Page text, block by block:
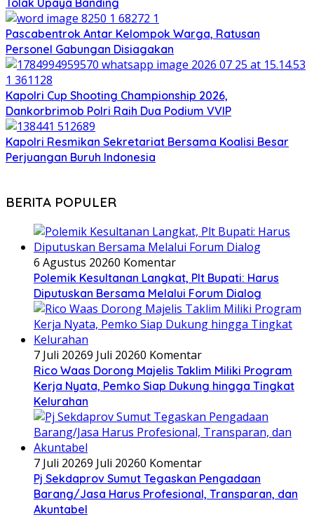
Tolak Upaya Banding
Pascabentrok Antar Kelompok Warga, Ratusan
Personel Gabungan Disiagakan
Kapolri Cup Shooting Championship 2026,
Dankorbrimob Polri Raih Dua Podium VVIP
Kapolri Resmikan Sekretariat Bersama Koalisi Besar
Perjuangan Buruh Indonesia
BERITA POPULER
6 Agustus 20260 Komentar
Polemik Kesultanan Langkat, Plt Bupati: Harus
Diputuskan Bersama Melalui Forum Dialog
7 Juli 20269 Juli 20260 Komentar
Rico Waas Dorong Majelis Taklim Miliki Program
Kerja Nyata, Pemko Siap Dukung hingga Tingkat
Kelurahan
7 Juli 20269 Juli 20260 Komentar
Pj Sekdaprov Sumut Tegaskan Pengadaan
Barang/Jasa Harus Profesional, Transparan, dan
Akuntabel